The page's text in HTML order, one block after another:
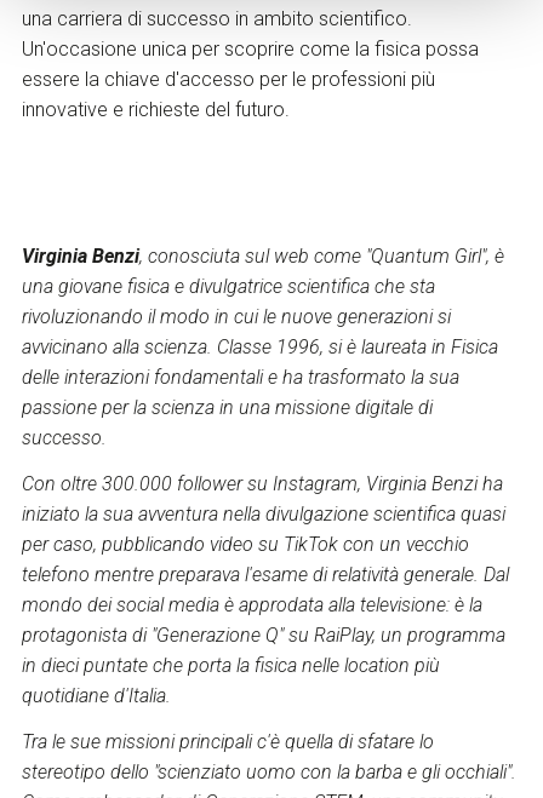
una carriera di successo in ambito scientifico.
Un'occasione unica per scoprire come la fisica possa
essere la chiave d'accesso per le professioni più
innovative e richieste del futuro.
Virginia Benzi, conosciuta sul web come "Quantum Girl", è
una giovane fisica e divulgatrice scientifica che sta
rivoluzionando il modo in cui le nuove generazioni si
avvicinano alla scienza. Classe 1996, si è laureata in Fisica
delle interazioni fondamentali e ha trasformato la sua
passione per la scienza in una missione digitale di
successo.
Con oltre 300.000 follower su Instagram, Virginia Benzi ha
iniziato la sua avventura nella divulgazione scientifica quasi
per caso, pubblicando video su TikTok con un vecchio
telefono mentre preparava l'esame di relatività generale. Dal
mondo dei social media è approdata alla televisione: è la
protagonista di "Generazione Q" su RaiPlay, un programma
in dieci puntate che porta la fisica nelle location più
quotidiane d'Italia.
Tra le sue missioni principali c'è quella di sfatare lo
stereotipo dello "scienziato uomo con la barba e gli occhiali".